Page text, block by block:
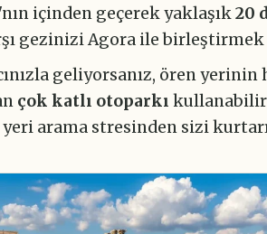
içinden geçerek yaklaşık20
gezinizi Agora ile
geliyorsanız, ören yerinin
çok katlı otoparkı
arama stresinden sizi